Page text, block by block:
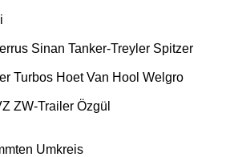
Sinan Tanker-Treyler Spitzer
Turbos Hoet Van Hool Welgro
ZW-Trailer Özgül
Umkreis